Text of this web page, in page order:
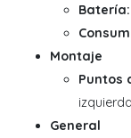
Batería:
Montaje
Puntos
General